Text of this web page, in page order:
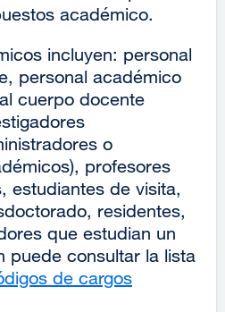
académico.
incluyen: personal
personal académico
cuerpo docente
o
profesores
estudiantes de visita,
residentes,
que estudian un
puede consultar la lista
de cargos